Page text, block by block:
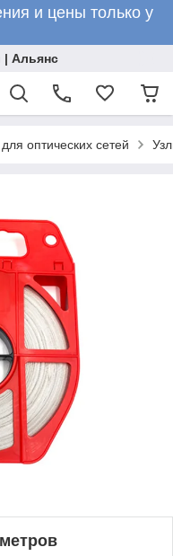
и цены только у
| Альянс
оптических сетей